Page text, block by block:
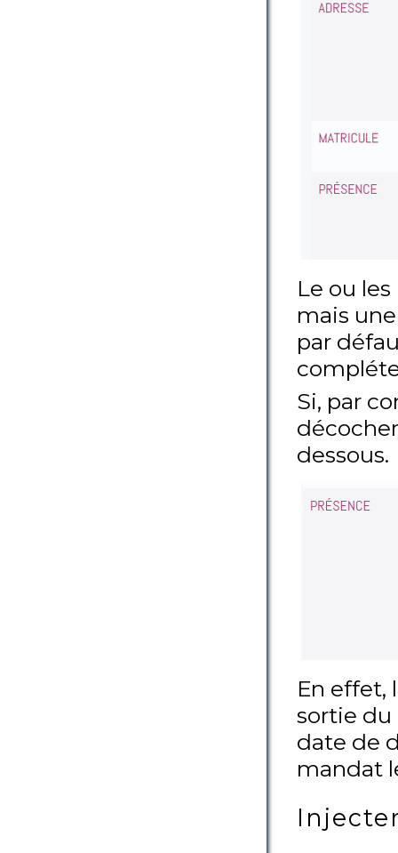
Le ou
mais
par
Si, par
dessous.
En effet,
sortie du
date de
mandat